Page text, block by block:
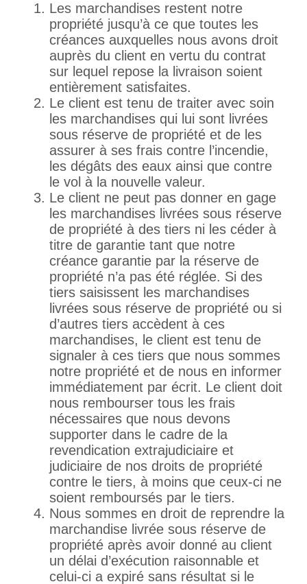
Les marchandises restent notre
propriété jusqu’à ce que toutes les
créances auxquelles nous avons droit
auprès du client en vertu du contrat
sur lequel repose la livraison soient
entièrement satisfaites.
Le client est tenu de traiter avec soin
les marchandises qui lui sont livrées
sous réserve de propriété et de les
assurer à ses frais contre l’incendie,
les dégâts des eaux ainsi que contre
le vol à la nouvelle valeur.
Le client ne peut pas donner en gage
les marchandises livrées sous réserve
de propriété à des tiers ni les céder à
titre de garantie tant que notre
créance garantie par la réserve de
propriété n’a pas été réglée. Si des
tiers saisissent les marchandises
livrées sous réserve de propriété ou si
d’autres tiers accèdent à ces
marchandises, le client est tenu de
signaler à ces tiers que nous sommes
notre propriété et de nous en informer
immédiatement par écrit. Le client doit
nous rembourser tous les frais
nécessaires que nous devons
supporter dans le cadre de la
revendication extrajudiciaire et
judiciaire de nos droits de propriété
contre le tiers, à moins que ceux-ci ne
soient remboursés par le tiers.
Nous sommes en droit de reprendre la
marchandise livrée sous réserve de
propriété après avoir donné au client
un délai d’exécution raisonnable et
celui-ci a expiré sans résultat si le